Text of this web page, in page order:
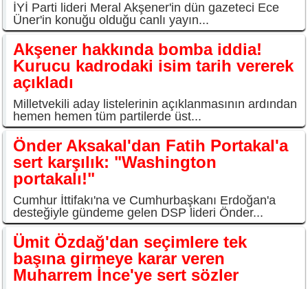
İYİ Parti lideri Meral Akşener'in dün gazeteci Ece
Üner'in konuğu olduğu canlı yayın...
Akşener hakkında bomba iddia!
Kurucu kadrodaki isim tarih vererek
açıkladı
Milletvekili aday listelerinin açıklanmasının ardından
hemen hemen tüm partilerde üst...
Önder Aksakal'dan Fatih Portakal'a
sert karşılık: "Washington
portakalı!"
Cumhur İttifakı'na ve Cumhurbaşkanı Erdoğan'a
desteğiyle gündeme gelen DSP lideri Önder...
Ümit Özdağ'dan seçimlere tek
başına girmeye karar veren
Muharrem İnce'ye sert sözler